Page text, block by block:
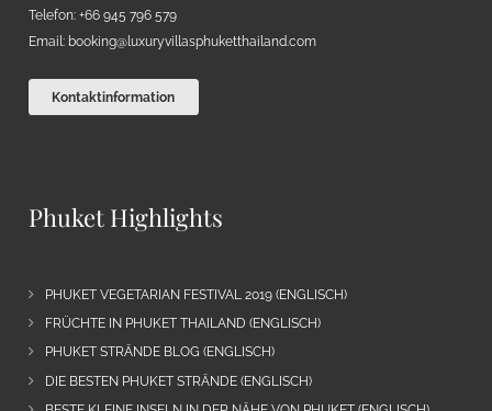
Telefon: +66 945 796 579
Email: booking@luxuryvillasphuketthailand.com
Kontaktinformation
Phuket Highlights
PHUKET VEGETARIAN FESTIVAL 2019 (ENGLISCH)
FRÜCHTE IN PHUKET THAILAND (ENGLISCH)
PHUKET STRÄNDE BLOG (ENGLISCH)
DIE BESTEN PHUKET STRÄNDE (ENGLISCH)